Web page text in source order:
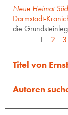
Neue Heimat
Darmstadt-
die
1
2 3
Titel von
Autoren